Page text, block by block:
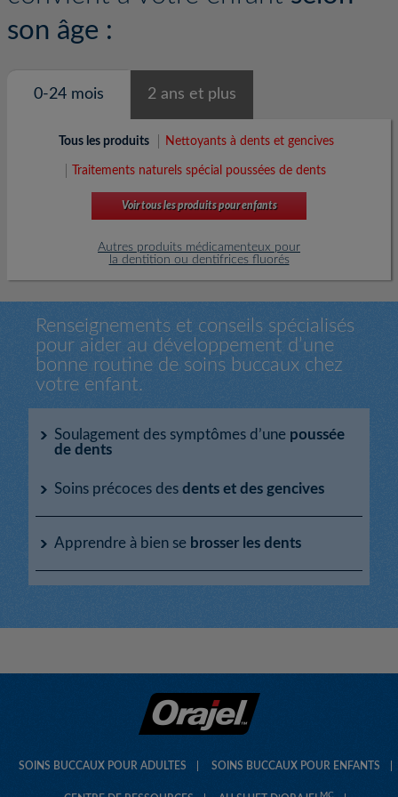
son âge :
0-24 mois 2 ans et plus
Tous les produits Nettoyants à dents et gencives
Traitements naturels spécial poussées de dents
Voir tous les produits pour enfants
Autres produits médicamenteux pour
la dentition ou dentifrices fluorés
Renseignements et conseils spécialisés
pour aider au développement d’une
bonne routine de soins buccaux chez
votre enfant.
Soulagement des symptômes d’une poussée
de dents
Soins précoces des dents et des gencives
Prévention des caries chez les bébés
Hygiène dentaire des enfants : Quand consulter
Apprendre à bien se brosser les dents
Six façons inusitées d’encourager vos enfants à se
brosser les dents
SOINS BUCCAUX POUR ADULTES SOINS BUCCAUX POUR ENFANTS